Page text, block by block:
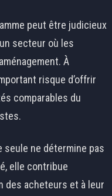
peut être judicieux
secteur où les
À
risque d’offrir
comparables du
seule ne détermine pas
elle contribue
des acheteurs et à leur